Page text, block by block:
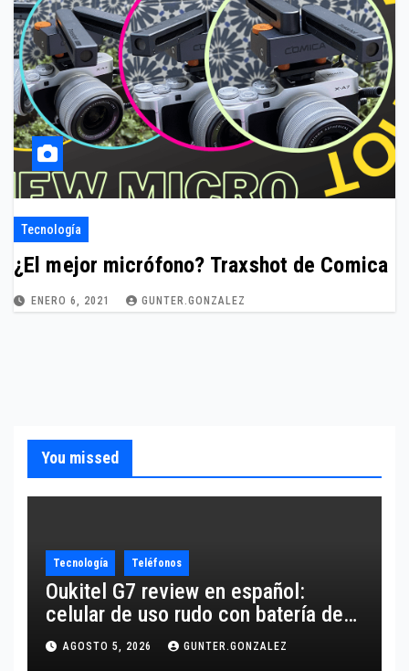
Tecnología
¿El mejor micrófono? Traxshot de Comica
ENERO 6, 2021 GUNTER.GONZALEZ
You missed
Tecnología Teléfonos
Oukitel G7 review en español:
celular de uso rudo con batería de
10,600 mAh
AGOSTO 5, 2026 GUNTER.GONZALEZ